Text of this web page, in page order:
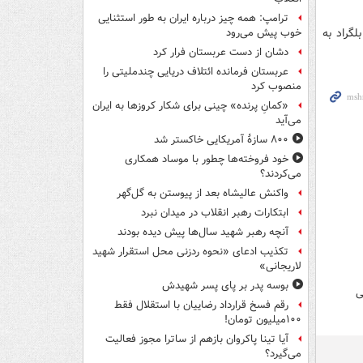
بلگراد به
ترامپ: همه چیز درباره ایران به طور استثنایی
خوب پیش می‌رود
دشان از دست عربستان فرار کرد
عربستان فرمانده ائتلاف دریایی چندملیتی را
منصوب کرد
«کمانِ پرنده» چینی برای شکار کروزها به ایران
می‌آید
۸۰۰ سازۀ آمریکایی خاکستر شد
خود فروخته‌ها چطور با موساد همکاری
می‌کردند؟
واکنش عالیشاه بعد از پیوستن به گل‌گهر
ابتکارات رهبر انقلاب در میدان نبرد
آنچه رهبر شهید سال‌ها پیش دیده بودند
تکذیب ادعای «نحوه ردزنی محل استقرار شهید
لاریجانی»
بوسه‌ پدر بر پای پسر شهیدش
رقم فسخ قرارداد رضاییان با استقلال فقط
۱۰۰میلیون تومان!
آیا تینا پاکروان بازهم از ساترا مجوز فعالیت
می‌گیرد؟